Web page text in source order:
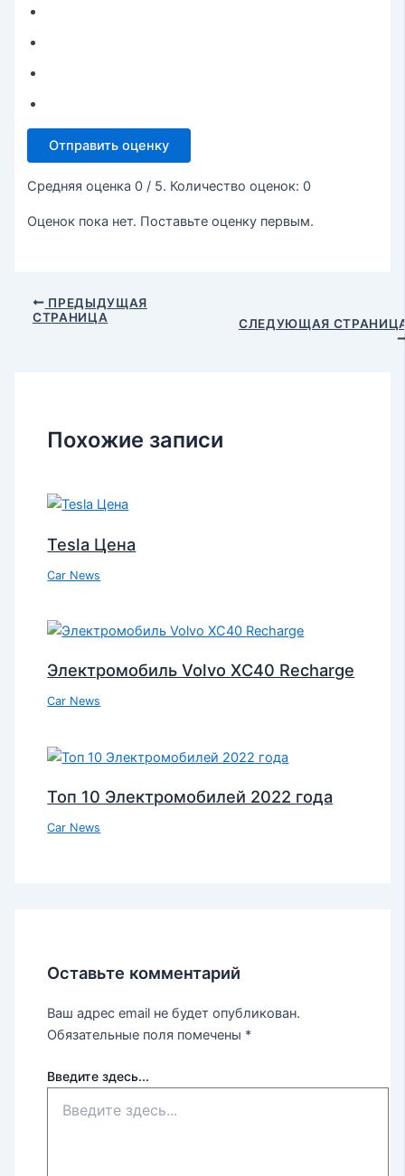
Отправить оценку
Средняя оценка 0 / 5. Количество оценок: 0
Оценок пока нет. Поставьте оценку первым.
ПРЕДЫДУЩАЯ
СТРАНИЦА
СЛЕДУЮЩАЯ
Похожие записи
Tesla Цена
Car News
Электромобиль Volvo XC40 Recharge
Car News
Топ 10 Электромобилей 2022 года
Car News
Оставьте комментарий
Ваш адрес email не будет опубликован.
Обязательные поля помечены *
Введите здесь...